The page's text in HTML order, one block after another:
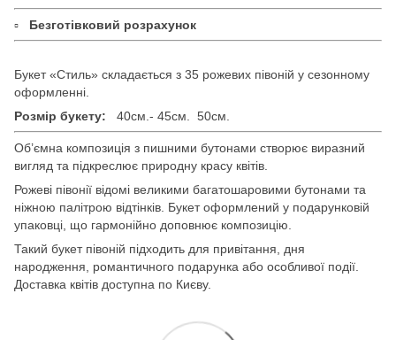
▫ Безготівковий розрахунок
Букет «Стиль» складається з 35 рожевих півоній у сезонному
оформленні.
Розмір букету:
40см.- 45см. 50см.
Об’ємна композиція з пишними бутонами створює виразний
вигляд та підкреслює природну красу квітів.
Рожеві півонії відомі великими багатошаровими бутонами та
ніжною палітрою відтінків. Букет оформлений у подарунковій
упаковці, що гармонійно доповнює композицію.
Такий букет півоній підходить для привітання, дня
народження, романтичного подарунка або особливої події.
Доставка квітів доступна по Києву.